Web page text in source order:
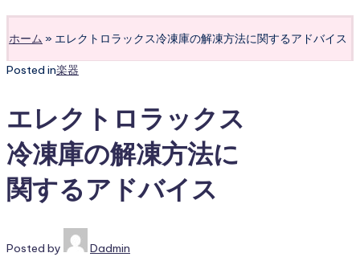
ホーム » エレクトロラックス冷凍庫の解凍方法に関するアドバイス
Posted in楽器
エレクトロラックス
冷凍庫の解凍方法に
関するアドバイス
Posted by Dadmin